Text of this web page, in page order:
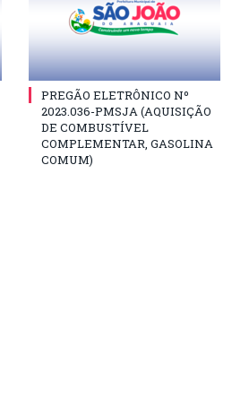
PREGÃO ELETRÔNICO Nº
2023.036-PMSJA (AQUISIÇÃO
DE COMBUSTÍVEL
COMPLEMENTAR, GASOLINA
COMUM)